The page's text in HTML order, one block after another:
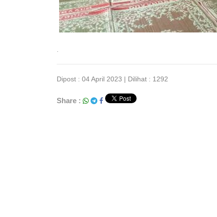
.
Dipost : 04 April 2023 | Dilihat : 1292
Share :